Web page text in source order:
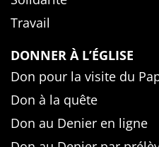
Travail
DONNER À L’ÉGLISE
Don pour la visite du
Don à la quête
Don au Denier en ligne